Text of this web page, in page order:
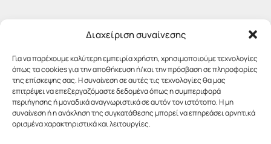
Διαχείριση συναίνεσης
Για να παρέχουμε καλύτερη εμπειρία χρήστη, χρησιμοποιούμε τεχνολογίες
όπως τα cookies για την αποθήκευση ή/και την πρόσβαση σε πληροφορίες
της επίσκεψης σας. Η συναίνεση σε αυτές τις τεχνολογίες θα μας
επιτρέψει να επεξεργαζόμαστε δεδομένα όπως η συμπεριφορά
περιήγησης ή μοναδικά αναγνωριστικά σε αυτόν τον ιστότοπο. Η μη
συναίνεση ή η ανάκληση της συγκατάθεσης μπορεί να επηρεάσει αρνητικά
ορισμένα χαρακτηριστικά και λειτουργίες.